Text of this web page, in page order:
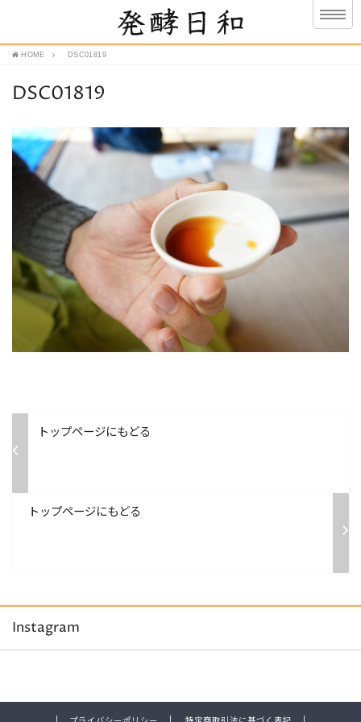
HOME DSC01819
DSC01819
トップページにもどる
トップページにもどる
Instagram